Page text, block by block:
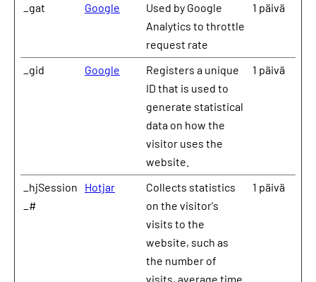
_gat Google
Used by Google
Analytics to throttle
request rate
1 päivä
_gid Google
Registers a unique
ID that is used to
generate statistical
data on how the
visitor uses the
website.
1 päivä
_hjSession
_#
Hotjar
Collects statistics
on the visitor's
visits to the
website, such as
the number of
visits, average time
1 päivä